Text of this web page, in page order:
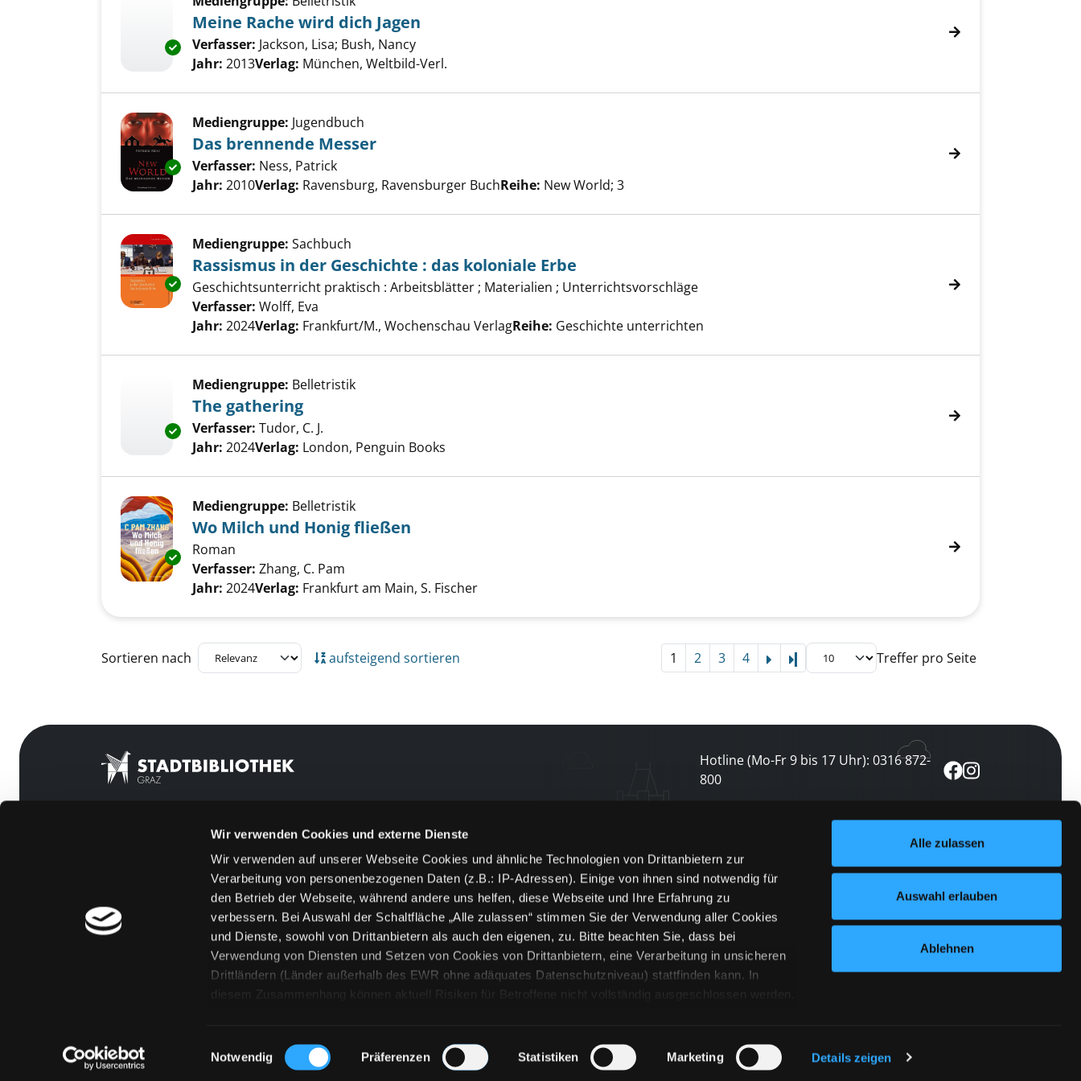
Wir verwenden Cookies und externe Dienste
Wir verwenden auf unserer Webseite Cookies und ähnliche Technologien von Drittanbietern zur
Verarbeitung von personenbezogenen Daten (z.B.: IP-Adressen). Einige von ihnen sind notwendig für
den Betrieb der Webseite, während andere uns helfen, diese Webseite und Ihre Erfahrung zu
verbessern. Bei Auswahl der Schaltfläche „Alle zulassen“ stimmen Sie der Verwendung aller Cookies
und Dienste, sowohl von Drittanbietern als auch den eigenen, zu. Bitte beachten Sie, dass bei
Verwendung von Diensten und Setzen von Cookies von Drittanbietern, eine Verarbeitung in unsicheren
Drittländern (Länder außerhalb des EWR ohne adäquates Datenschutzniveau) stattfinden kann. In
diesem Zusammenhang können aktuell Risiken für Betroffene nicht vollständig ausgeschlossen werden.
„Details zeigen“ finden Sie Erklärungen zu den verschiedenen Kategorien von Cookies und ähnlichen
Technologien. Selbstverständlich können Sie über unsere „Cookie-Einstellungen“ unter dem Button links
Einwilligungsauswahl
Notwendig Präferenzen Statistiken Marketing Details zeigen
Alle zulassen
Auswahl erlauben
Ablehnen
Exemplar-Details von Meine Rache wird dich Jagen anzeigen
Meine Rache wird dich Jagen
Verfasser: Jackson, Lisa; Bush, Nancy
Jahr: 2013Verlag: München, Weltbild-Verl.
Exemplar-Details von Das brennende Messer anzeigen
Mediengruppe: Jugendbuch
Das brennende Messer
Verfasser: Ness, Patrick
Jahr: 2010Verlag: Ravensburg, Ravensburger BuchReihe: New World; 3
Exemplar-Details von Rassismus in der Geschichte : das koloniale Erbe anzeigen
Mediengruppe: Sachbuch
Rassismus in der Geschichte : das koloniale Erbe
Geschichtsunterricht praktisch : Arbeitsblätter ; Materialien ; Unterrichtsvorschläge
Verfasser: Wolff, Eva
Jahr: 2024Verlag: Frankfurt/M., Wochenschau VerlagReihe: Geschichte unterrichten
Exemplar-Details von The gathering anzeigen
Mediengruppe: Belletristik
The gathering
Verfasser: Tudor, C. J.
Jahr: 2024Verlag: London, Penguin Books
Exemplar-Details von Wo Milch und Honig fließen anzeigen
Mediengruppe: Belletristik
Wo Milch und Honig fließen
Roman
Verfasser: Zhang, C. Pam
Jahr: 2024Verlag: Frankfurt am Main, S. Fischer
Zu den Suchfiltern springen
Sortieren nach aufsteigend sortieren 1 2 3 4 Letzte Seite Treffer pro Seite
Hotline (Mo-Fr 9 bis 17 Uhr): 0316 872-
800
[kju:b]
Feedback
Kontakt
Über uns
Jobs
Medienwunsch
FAQs
Newsletter abonnieren
und keine Veranstaltung verpassen
jetzt abonnieren